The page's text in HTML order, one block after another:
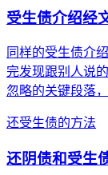
受生债介绍经
同样的受生债介
完发现跟别人说
忽略的关键段落
还受生债的方法
还阴债和受生